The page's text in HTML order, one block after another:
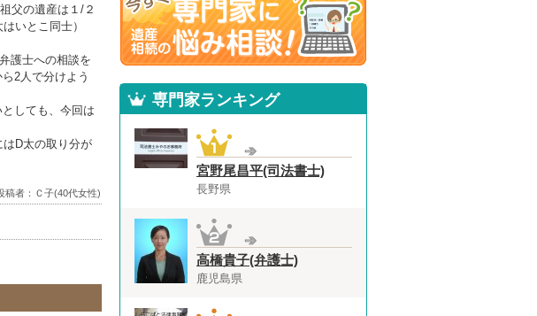
父の遺産は１/２
いとこ同士）
護士への相談を
2人で分けよう
しても、今回は
D太の取り分が
稿者：Ｃ子(40代女性)
専門家ランキング
宮野尾昌平(司法書士)
長野県
高橋貴子(弁護士)
鹿児島県